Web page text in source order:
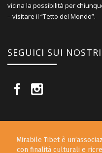
vicina la possibilità per
– visitare il “Tetto del Mondo”.
SEGUICI SUI
Mirabile Tibet è
con finalità culturali e